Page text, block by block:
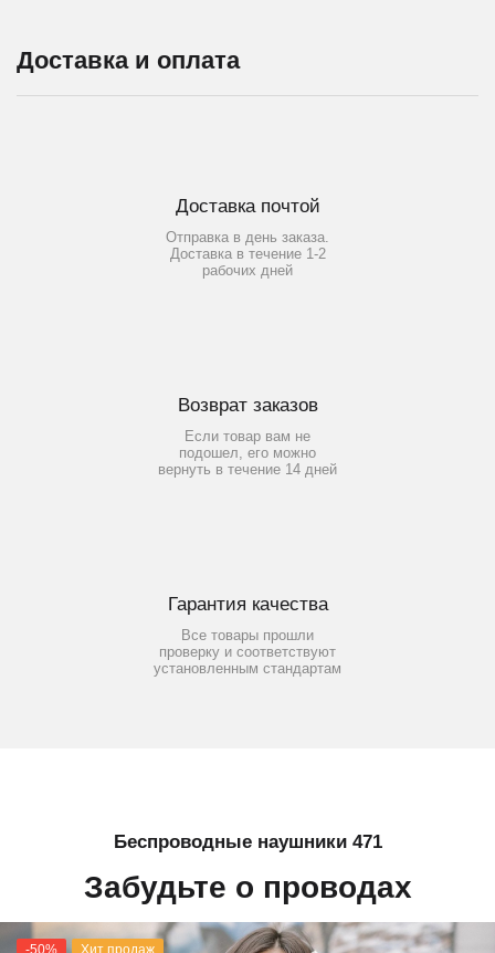
Доставка и оплата
Доставка почтой
Отправка в день заказа.
Доставка в течение 1-2
рабочих дней
Возврат заказов
Если товар вам не
подошел, его можно
вернуть в течение 14 дней
Гарантия качества
Все товары прошли
проверку и соответствуют
установленным стандартам
Беспроводные наушники 471
Забудьте о проводах
-50% Хит продаж